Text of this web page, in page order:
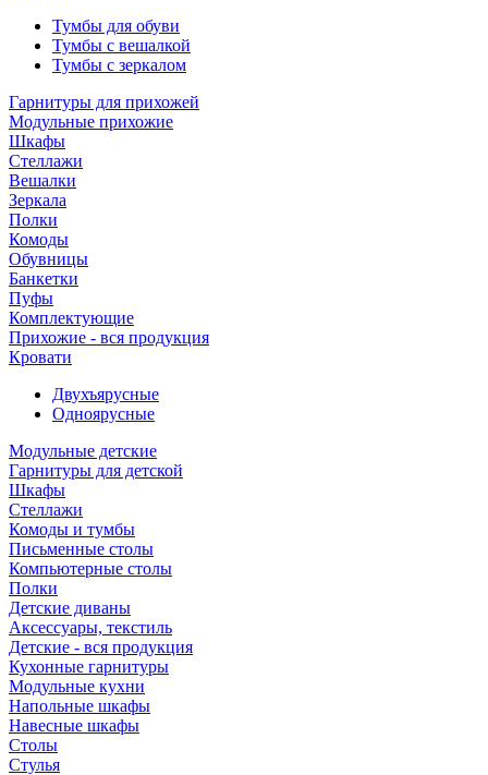
Тумбы для обуви
Тумбы с вешалкой
Тумбы с зеркалом
Гарнитуры для прихожей
Модульные прихожие
Шкафы
Стеллажи
Вешалки
Зеркала
Полки
Комоды
Обувницы
Банкетки
Пуфы
Комплектующие
Прихожие - вся продукция
Кровати
Двухъярусные
Одноярусные
Модульные детские
Гарнитуры для детской
Шкафы
Стеллажи
Комоды и тумбы
Письменные столы
Компьютерные столы
Полки
Детские диваны
Аксессуары, текстиль
Детские - вся продукция
Кухонные гарнитуры
Модульные кухни
Напольные шкафы
Навесные шкафы
Столы
Стулья